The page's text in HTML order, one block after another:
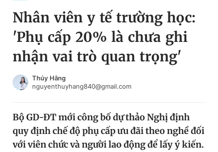
Chuyên mục
Chuyên mục khác
Chào ngày mới
Video Magazine
Đổi mật khẩu
Tin đã lưu
Tin đã xem
Đăng xuất
Nhân viên y tế trường học:
'Phụ cấp 20% là chưa ghi
nhận vai trò quan trọng'
Thúy Hằng
nguyenthuyhang840@gmail.com
Bộ GD-ĐT mới công bố dự thảo Nghị định
quy định chế độ phụ cấp ưu đãi theo nghề đối
với viên chức và người lao động để lấy ý kiến.